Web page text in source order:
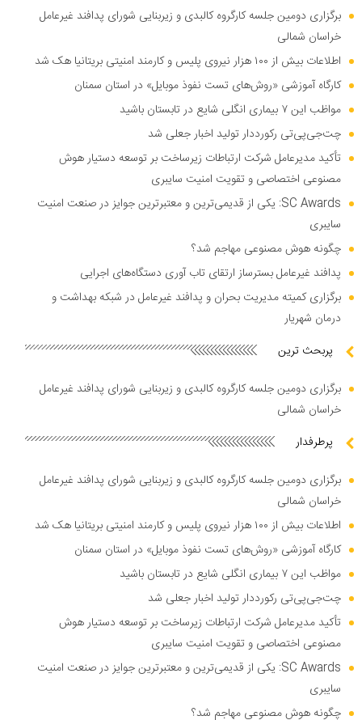
برگزاری دومین جلسه کارگروه کالبدی و زیربنایی شورای پدافند غیرعامل
خراسان شمالی
اطلاعات بیش از ۱۰۰ هزار نیروی پلیس و کارمند امنیتی بریتانیا هک شد
کارگاه آموزشی «روش‌های تست نفوذ موبایل» در استان سمنان
مواظب این ۷ بیماری انگلی شایع در تابستان باشید
چت‌جی‌پی‌تی رکورددار تولید اخبار جعلی شد
تأکید مدیرعامل شرکت ارتباطات زیرساخت بر توسعه دستیار هوش
مصنوعی اختصاصی و تقویت امنیت سایبری
SC Awards: یکی از قدیمی‌ترین و معتبرترین جوایز در صنعت امنیت
سایبری
چگونه هوش مصنوعی مهاجم شد؟
پدافند غیرعامل بسترساز ارتقای تاب آوری دستگاه‌های اجرایی
برگزاری کمیته مدیریت بحران و پدافند غیرعامل در شبکه بهداشت و
درمان شهریار
پربحث ترین
برگزاری دومین جلسه کارگروه کالبدی و زیربنایی شورای پدافند غیرعامل
خراسان شمالی
پرطرفدار
برگزاری دومین جلسه کارگروه کالبدی و زیربنایی شورای پدافند غیرعامل
خراسان شمالی
اطلاعات بیش از ۱۰۰ هزار نیروی پلیس و کارمند امنیتی بریتانیا هک شد
کارگاه آموزشی «روش‌های تست نفوذ موبایل» در استان سمنان
مواظب این ۷ بیماری انگلی شایع در تابستان باشید
چت‌جی‌پی‌تی رکورددار تولید اخبار جعلی شد
تأکید مدیرعامل شرکت ارتباطات زیرساخت بر توسعه دستیار هوش
مصنوعی اختصاصی و تقویت امنیت سایبری
SC Awards: یکی از قدیمی‌ترین و معتبرترین جوایز در صنعت امنیت
سایبری
چگونه هوش مصنوعی مهاجم شد؟